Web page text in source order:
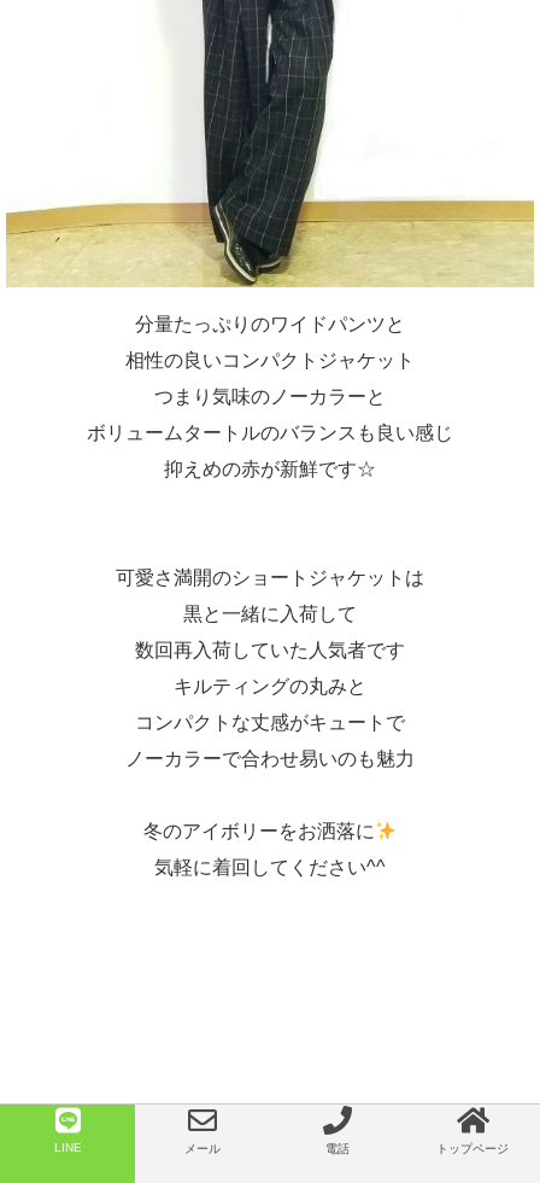
分量たっぷりのワイドパンツと
相性の良いコンパクトジャケット
つまり気味のノーカラーと
ボリュームタートルのバランスも良い感じ
抑えめの赤が新鮮です☆
可愛さ満開のショートジャケットは
黒と一緒に入荷して
数回再入荷していた人気者です
キルティングの丸みと
コンパクトな丈感がキュートで
ノーカラーで合わせ易いのも魅力
冬のアイボリーをお洒落に
気軽に着回してください^^
☆着心地＆お取り扱いのご注意
LINE メール 電話 トップページ